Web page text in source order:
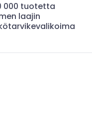
000 tuotetta
laajin